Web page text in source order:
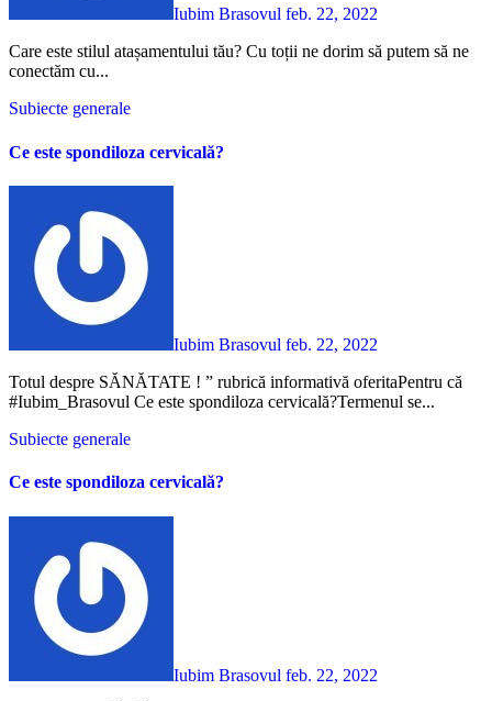
Iubim Brasovul feb. 22, 2022
Care este stilul atașamentului tău? Cu toții ne dorim să putem să ne
conectăm cu...
Subiecte generale
Ce este spondiloza cervicală?
Iubim Brasovul feb. 22, 2022
Totul despre SĂNĂTATE ! ” rubrică informativă oferitaPentru că
#Iubim_Brasovul Ce este spondiloza cervicală?Termenul se...
Subiecte generale
Ce este spondiloza cervicală?
Iubim Brasovul feb. 22, 2022